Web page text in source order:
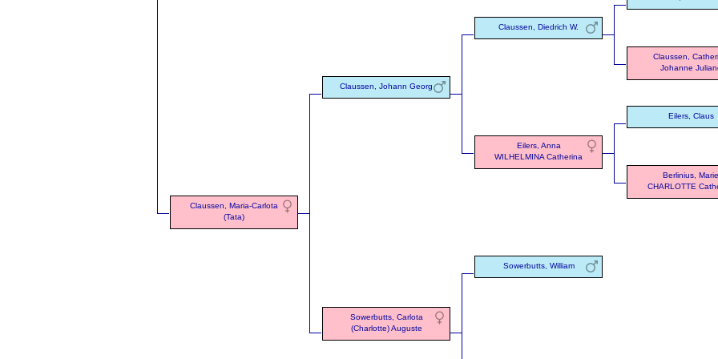
Claussen, Maria-Carlota
(Tata)
Claussen, Johann Georg
Claussen, Diedrich W.
Claussen,
Johanne
Eilers, Anna
WILHELMINA Catherina
Eilers, Claus
Berlinius, Marie
CHARLOTTE
Sowerbutts, Carlota
(Charlotte) Auguste
Sowerbutts, William